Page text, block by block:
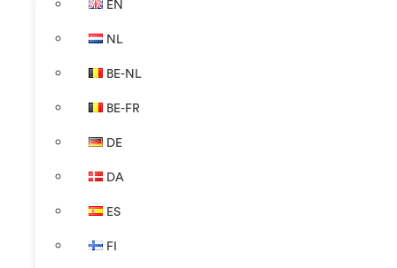
EN
NL
BE-NL
BE-FR
DE
DA
ES
FI